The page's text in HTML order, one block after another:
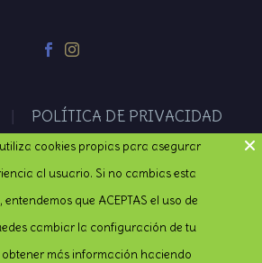
POLÍTICA DE PRIVACIDAD
DE COOKIES
TURÍSTICA: VUT-CO-000561
cookies propias para asegurar
al usuario. Si no cambias esta
que ACEPTAS el uso de
cambiar la configuración de tu
más información haciendo